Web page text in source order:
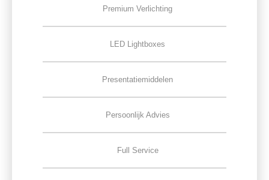
Premium Verlichting
LED Lightboxes
Presentatiemiddelen
Persoonlijk Advies
Full Service